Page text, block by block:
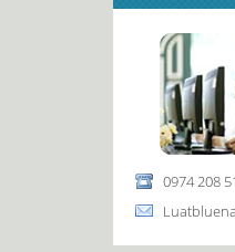
0974 208